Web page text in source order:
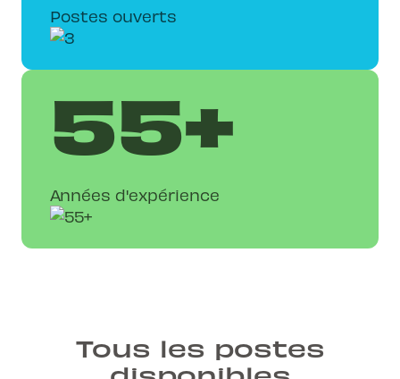
Postes ouverts
55+
Années d'expérience
Tous les postes